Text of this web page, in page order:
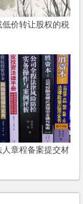
低价转让股权的税
章程备案提交材